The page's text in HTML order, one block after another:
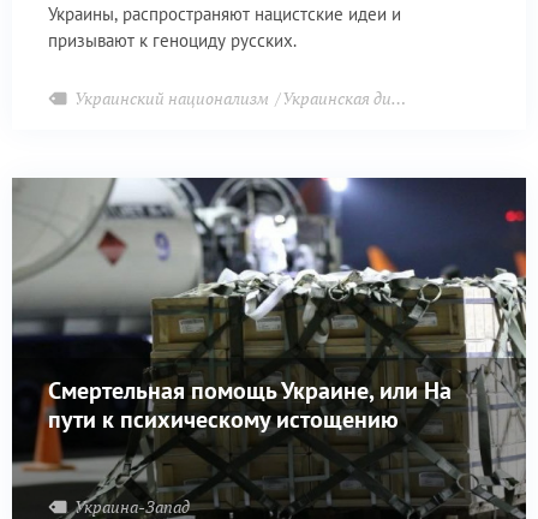
Украины, распространяют нацистские идеи и
призывают к геноциду русских.
Украинский национализм Украинская диаспора
Смертельная помощь Украине, или На
пути к психическому истощению
Украина-Запад